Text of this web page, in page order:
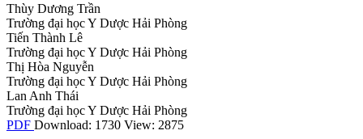
Thùy Dương Trần
Trường đại học Y Dược Hải Phòng
Tiến Thành Lê
Trường đại học Y Dược Hải Phòng
Thị Hòa Nguyễn
Trường đại học Y Dược Hải Phòng
Lan Anh Thái
Trường đại học Y Dược Hải Phòng
PDF Download: 1730 View: 2875